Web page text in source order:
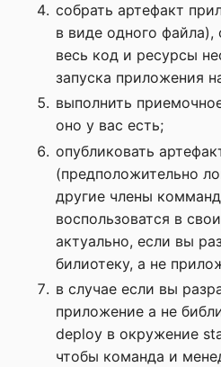
собрать артефакт
в виде одного
весь код и ресурсы
запуска приложения
выполнить
оно у вас есть;
опубликовать
(предположительно
другие члены
воспользоватся в
актуально, если вы
билиотеку, а не
в случае если вы
приложение а не
deploy в окружение
чтобы команда и